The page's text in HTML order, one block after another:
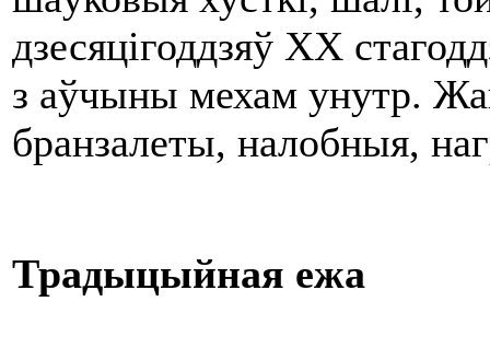
дзесяцігоддзяў XX
з аўчыны мехам унутр.
бранзалеты, налобныя,
Традыцыйная ежа